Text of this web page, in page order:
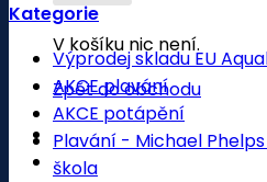
V košíku nic není.
Zpět do obchodu
Kategorie
Výprodej skladu EU
AKCE plavání
AKCE potápění
Plavání - Michael
škola